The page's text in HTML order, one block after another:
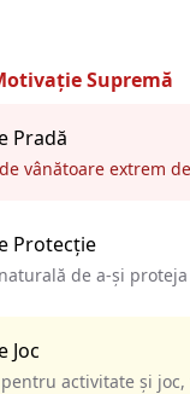
Supremă
Pradă
vânătoare extrem
Protecție
de a-și
Joc
pentru activitate și